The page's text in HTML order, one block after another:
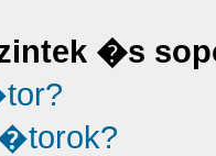
�s